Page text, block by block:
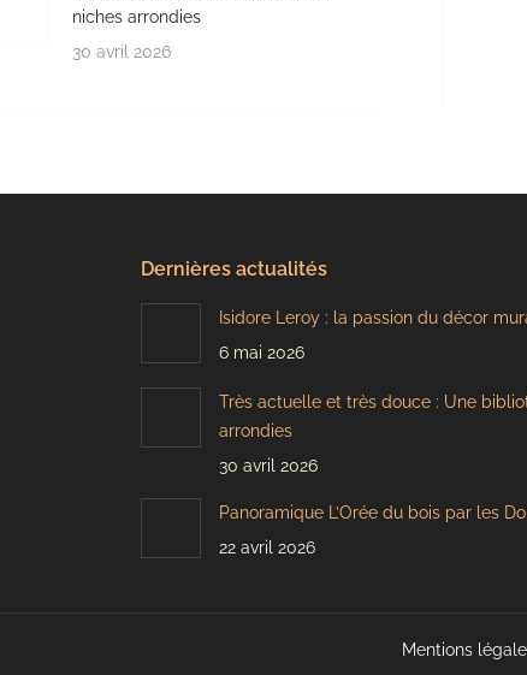
niches arrondies
30 avril 2026
Dernières actualités
Isidore Leroy : la passion du décor
6 mai 2026
Très actuelle et très douce : Une
arrondies
30 avril 2026
Panoramique L’Orée du bois par les
22 avril 2026
Mentions